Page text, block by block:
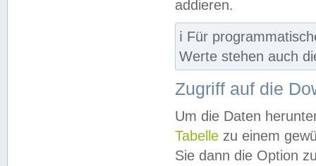
addieren.
ℹ️ Für
Werte stehen auch
Zugriff auf die
Um die Daten
Tabelle zu einem
Sie dann die Option